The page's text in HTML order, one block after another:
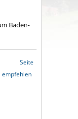
Baden-
Seite
empfehlen